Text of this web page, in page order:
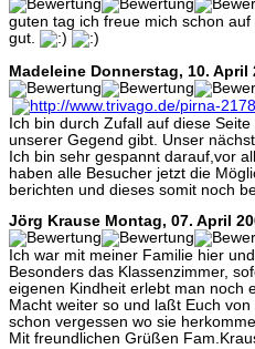
guten tag ich freue mich schon
gut.
Madeleine Donnerstag, 10. April
Ich bin durch Zufall auf diese
unserer Gegend gibt. Unser
Ich bin sehr gespannt darauf,vor
haben alle Besucher jetzt die
berichten und dieses somit noch
Jörg Krause Montag, 07. April
Ich war mit meiner Familie hier
Besonders das Klassenzimmer,
eigenen Kindheit erlebt man noch
Macht weiter so und laßt Euch
schon vergessen wo sie
Mit freundlichen Grüßen